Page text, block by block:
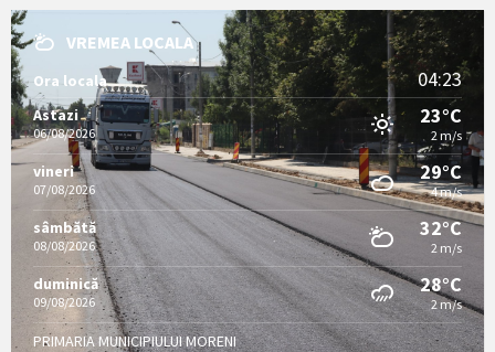
VREMEA LOCALA
Ora locala 04:23
Astazi
06/08/2026
23°C
2 m/s
vineri
07/08/2026
29°C
4 m/s
sâmbătă
08/08/2026
32°C
2 m/s
duminică
09/08/2026
28°C
2 m/s
PRIMARIA MUNICIPIULUI MORENI